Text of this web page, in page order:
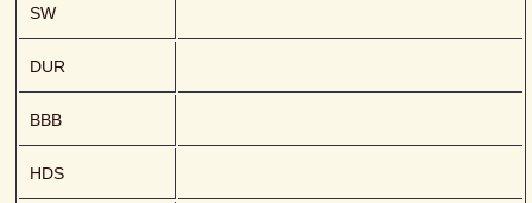
SW
DUR
BBB
HDS